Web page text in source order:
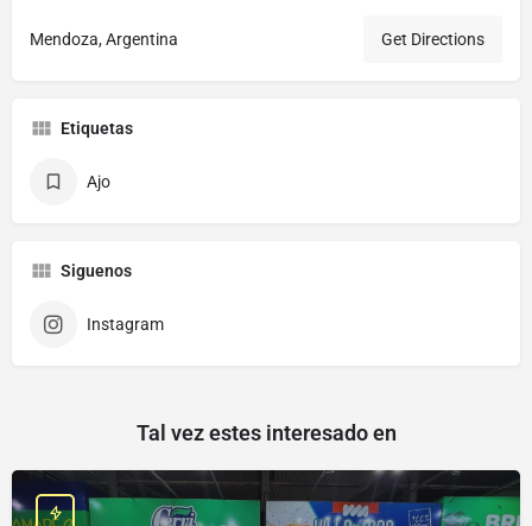
Mendoza, Argentina Get Directions
Etiquetas
Ajo
Siguenos
Instagram
Tal vez estes interesado en